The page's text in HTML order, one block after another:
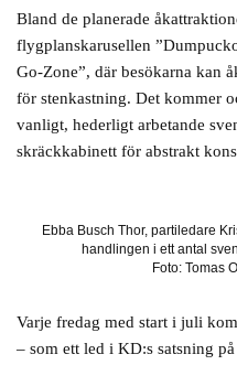
Bland de planerade
flygplanskarusellen
Go-Zone”, där besökarna kan
för stenkastning. Det kommer
vanligt, hederligt arbetande
skräckkabinett för abstrakt
Ebba Busch Thor, partiledare
handlingen i ett antal
Foto: Tomas
Varje fredag med start i juli
– som ett led i KD:s satsning